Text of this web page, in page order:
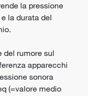
la pressione
la durata del
del rumore sul
apparecchi
sonora
(=valore medio